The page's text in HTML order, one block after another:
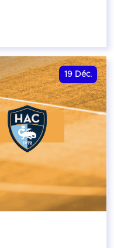
19 Déc.